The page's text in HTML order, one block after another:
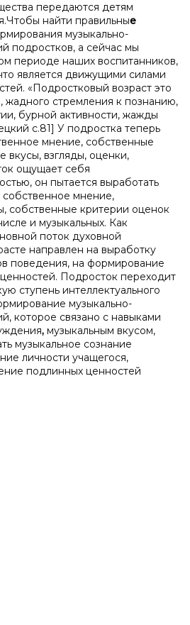
передаются детям
найти правильные
музыкально-
подростков, а сейчас мы
периоде наших воспитанников,
является движущими силами
«Подростковый возраст это
жадного стремления к познанию,
бурной активности, жажды
с.81] У подростка теперь
мнение, собственные
вкусы, взгляды, оценки,
ощущает себя
он пытается выработать
собственное мнение,
собственные критерии оценок
и музыкальных. Как
поток духовной
направлен на выработку
поведения, на формирование
Подросток переходит
ступень интеллектуального
музыкально-
которое связано с навыками
, музыкальным вкусом,
музыкальное сознание
личности учащегося,
подлинных ценностей